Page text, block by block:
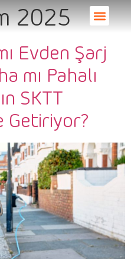
2025
Evden Şarj
mı Pahalı
SKTT
Getiriyor?